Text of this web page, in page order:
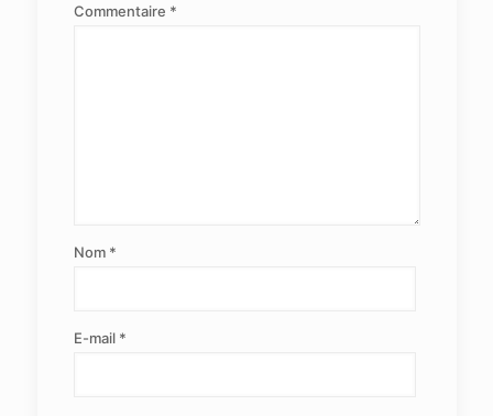
Commentaire *
Nom *
E-mail *